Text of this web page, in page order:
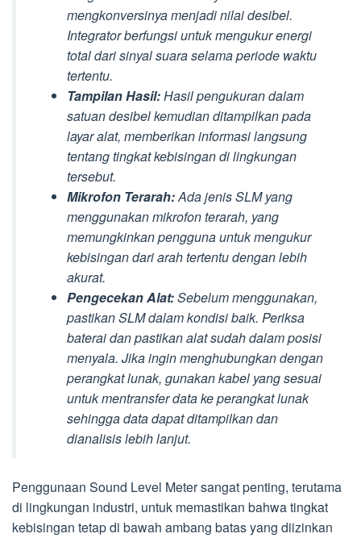
mengkonversinya menjadi nilai desibel.
Integrator berfungsi untuk mengukur energi
total dari sinyal suara selama periode waktu
tertentu.
Tampilan Hasil:Hasil pengukuran dalam
satuan desibel kemudian ditampilkan pada
layar alat, memberikan informasi langsung
tentang tingkat kebisingan di lingkungan
tersebut.
Mikrofon Terarah:Ada jenis SLM yang
menggunakan mikrofon terarah, yang
memungkinkan pengguna untuk mengukur
kebisingan dari arah tertentu dengan lebih
akurat.
Pengecekan Alat:Sebelum menggunakan,
pastikan SLM dalam kondisi baik. Periksa
baterai dan pastikan alat sudah dalam posisi
menyala. Jika ingin menghubungkan dengan
perangkat lunak, gunakan kabel yang sesuai
untuk mentransfer data ke perangkat lunak
sehingga data dapat ditampilkan dan
dianalisis lebih lanjut.
Penggunaan Sound Level Meter sangat penting, terutama
di lingkungan industri, untuk memastikan bahwa tingkat
kebisingan tetap di bawah ambang batas yang diizinkan